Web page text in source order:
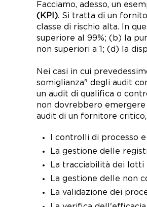
Facciamo, adesso, un
(KPI). Si tratta di un
classe di rischio alta. In
superiore al 99%; (b) la
non superiori a 1; (d) la
Nei casi in cui
somiglianza" degli audit
un audit di qualifica o
non dovrebbero
audit di un fornitore
I controlli di processo
La gestione delle
La tracciabilità dei lotti
La gestione delle non
La validazione dei